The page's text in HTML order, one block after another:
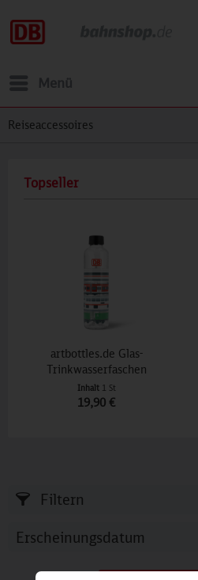
Menü
Reiseaccessoires
Topseller
artbottles.de Glas-
Trinkwasserfaschen
Inhalt 1 St
19,90 €
Filtern